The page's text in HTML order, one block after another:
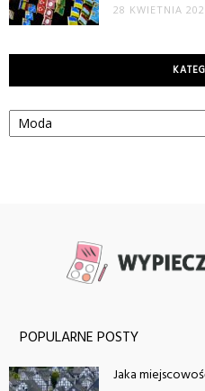
28 KWIETNIA
Kategorie
POPULARNE POSTY
Jaka